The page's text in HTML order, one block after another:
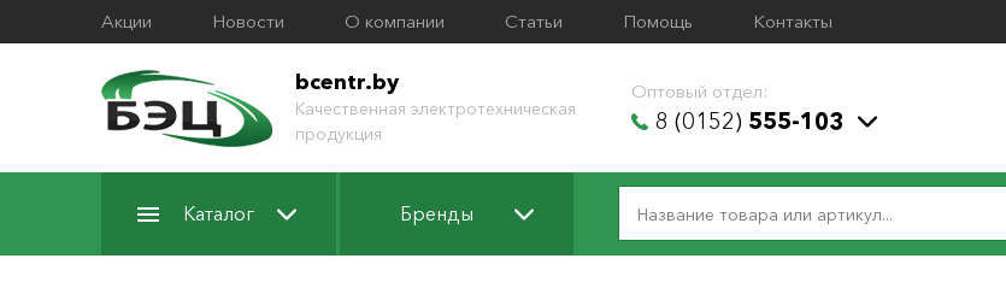
Акции Новости О компании Статьи Помощь Контакты
bcentr.by
Качественная электротехническая
продукция
Оптовый отдел:
8 (0152) 555-103
Каталог Бренды